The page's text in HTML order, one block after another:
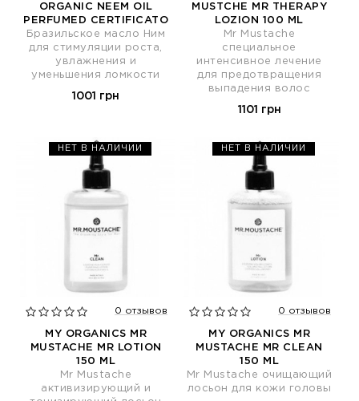
ORGANIC NEEM OIL
PERFUMED CERTIFICATO
Бразильское масло Ним
для стимуляции роста,
увлажнения и
уменьшения ломкости
1001 грн
MUSTCHE MR THERAPY
LOZION 100 ML
Mr Mustache
специальное
интенсивное лечение
для предотвращения
выпадения волос
1101 грн
НЕТ В НАЛИЧИИ
0 отзывов
MY ORGANICS MR
MUSTACHE MR LOTION
150 ML
Mr Mustache
активизирующий и
НЕТ В НАЛИЧИИ
0 отзывов
MY ORGANICS MR
MUSTACHE MR CLEAN
150 ML
Mr Mustache очищающий
лосьон для кожи головы